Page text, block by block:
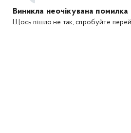
Виникла неочікувана помилка
Щось пішло не так, спробуйте